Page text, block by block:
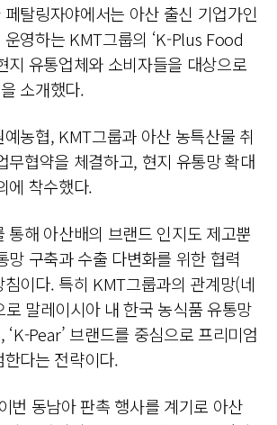
탈링자야에서는 아산 출신 기업가인
운영하는 KMT그룹의 ‘K-Plus Food
지 유통업체와 소비자들을 대상으로
소개했다.
농협, KMT그룹과 아산 농특산물 취
무협약을 체결하고, 현지 유통망 확대
에 착수했다.
통해 아산배의 브랜드 인지도 제고뿐
망 구축과 수출 다변화를 위한 협력
이다. 특히 KMT그룹과의 관계망(네
말레이시아 내 한국 농식품 유통망
‘K-Pear’ 브랜드를 중심으로 프리미엄
다는 전략이다.
번 동남아 판촉 행사를 계기로 아산